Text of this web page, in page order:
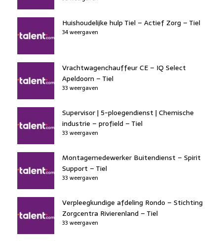
Huishoudelijke hulp Tiel – Actief Zorg – Tiel
34 weergaven
Vrachtwagenchauffeur CE – IQ Select
Apeldoorn – Tiel
33 weergaven
Supervisor | 5-ploegendienst | Chemische
industrie – profield – Tiel
33 weergaven
Montagemedewerker Buitendienst – Spirit
Support – Tiel
33 weergaven
Verpleegkundige afdeling Rondo – Stichting
Zorgcentra Rivierenland – Tiel
33 weergaven